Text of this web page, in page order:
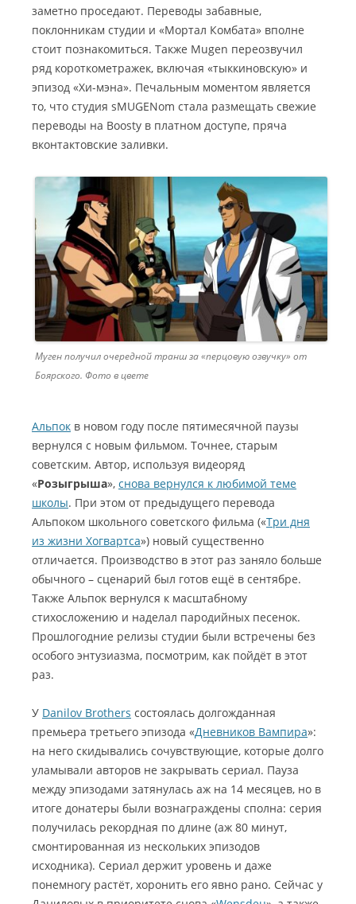
заметно проседают. Переводы забавные,
поклонникам студии и «Мортал Комбата» вполне
стоит познакомиться. Также Mugen переозвучил
ряд короткометражек, включая «тыккиновскую» и
эпизод «Хи-мэна». Печальным моментом является
то, что студия sMUGENom стала размещать свежие
переводы на Boosty в платном доступе, пряча
вконтактовские заливки.
Муген получил очередной транш за «перцовую озвучку» от
Боярского. Фото в цвете
Альпок в новом году после пятимесячной паузы
вернулся с новым фильмом. Точнее, старым
советским. Автор, используя видеоряд
«Розыгрыша», снова вернулся к любимой теме
школы. При этом от предыдущего перевода
Альпоком школьного советского фильма («Три дня
из жизни Хогвартса») новый существенно
отличается. Производство в этот раз заняло больше
обычного – сценарий был готов ещё в сентябре.
Также Альпок вернулся к масштабному
стихосложению и наделал пародийных песенок.
Прошлогодние релизы студии были встречены без
особого энтузиазма, посмотрим, как пойдёт в этот
раз.
У Danilov Brothers состоялась долгожданная
премьера третьего эпизода «Дневников Вампира»:
на него скидывались сочувствующие, которые долго
уламывали авторов не закрывать сериал. Пауза
между эпизодами затянулась аж на 14 месяцев, но в
итоге донатеры были вознаграждены сполна: серия
получилась рекордная по длине (аж 80 минут,
смонтированная из нескольких эпизодов
исходника). Сериал держит уровень и даже
понемногу растёт, хоронить его явно рано. Сейчас у